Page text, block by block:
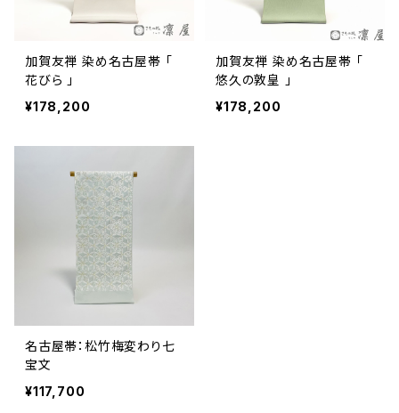
加賀友禅 染め名古屋帯 「
花びら 」
¥178,200
加賀友禅 染め名古屋帯 「
悠久の敦皇 」
¥178,200
名古屋帯：松竹梅変わり七
宝文
¥117,700